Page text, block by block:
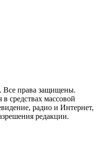
права защищены.
средствах массовой
радио и Интернет,
редакции.